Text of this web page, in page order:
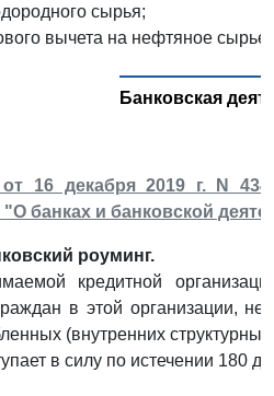
сырья;
вычета на нефтяное сырье.
Банковская
16 декабря 2019 г. N
банках и банковской
роуминг.
кредитной
в этой организации,
(внутренних
в силу по истечении 180